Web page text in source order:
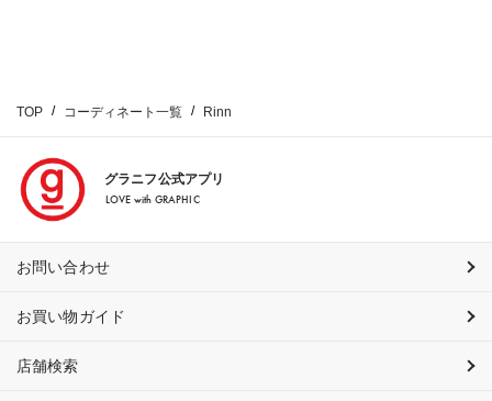
TOP コーディネート一覧 Rinn
グラニフ公式アプリ
LOVE with GRAPHIC
お問い合わせ
お買い物ガイド
店舗検索